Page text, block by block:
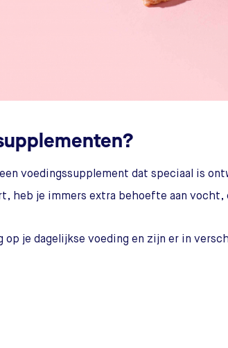
voedingssupplement dat speciaal is
heb je immers extra behoefte aan
op je dagelijkse voeding en zijn er in